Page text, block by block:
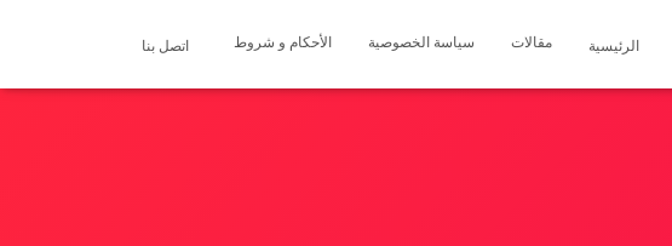
الرئيسية مقالات سياسة الخصوصية الأحكام و شروط اتصل بنا